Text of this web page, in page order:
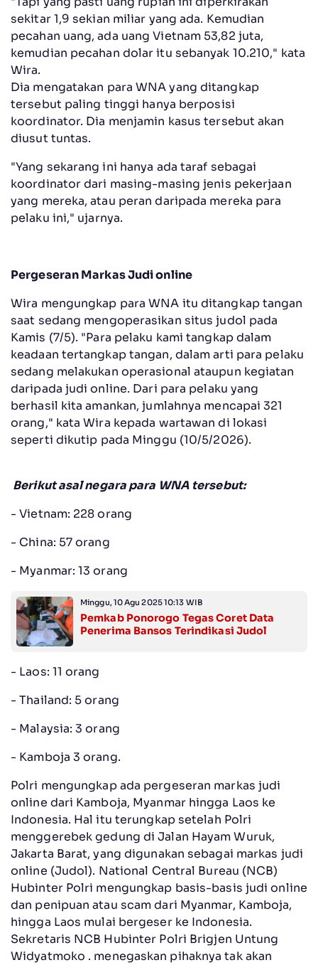
sekitar 1,9 sekian miliar yang ada. Kemudian
pecahan uang, ada uang Vietnam 53,82 juta,
kemudian pecahan dolar itu sebanyak 10.210," kata
Wira.
Dia mengatakan para WNA yang ditangkap
tersebut paling tinggi hanya berposisi
koordinator. Dia menjamin kasus tersebut akan
diusut tuntas.
"Yang sekarang ini hanya ada taraf sebagai
koordinator dari masing-masing jenis pekerjaan
yang mereka, atau peran daripada mereka para
pelaku ini," ujarnya.
Pergeseran Markas Judi online
Wira mengungkap para WNA itu ditangkap tangan
saat sedang mengoperasikan situs judol pada
Kamis (7/5). "Para pelaku kami tangkap dalam
keadaan tertangkap tangan, dalam arti para pelaku
sedang melakukan operasional ataupun kegiatan
daripada judi online. Dari para pelaku yang
berhasil kita amankan, jumlahnya mencapai 321
orang," kata Wira kepada wartawan di lokasi
seperti dikutip pada Minggu (10/5/2026).
Berikut asal negara para WNA tersebut:
- Vietnam: 228 orang
- China: 57 orang
- Myanmar: 13 orang
Minggu, 10 Agu 2025 10:13 WIB
Pemkab Ponorogo Tegas Coret Data
Penerima Bansos Terindikasi Judol
- Laos: 11 orang
- Thailand: 5 orang
- Malaysia: 3 orang
- Kamboja 3 orang.
Polri mengungkap ada pergeseran markas judi
online dari Kamboja, Myanmar hingga Laos ke
Indonesia. Hal itu terungkap setelah Polri
menggerebek gedung di Jalan Hayam Wuruk,
Jakarta Barat, yang digunakan sebagai markas judi
online (Judol). National Central Bureau (NCB)
Hubinter Polri mengungkap basis-basis judi online
dan penipuan atau scam dari Myanmar, Kamboja,
hingga Laos mulai bergeser ke Indonesia.
Sekretaris NCB Hubinter Polri Brigjen Untung
Widyatmoko . menegaskan pihaknya tak akan